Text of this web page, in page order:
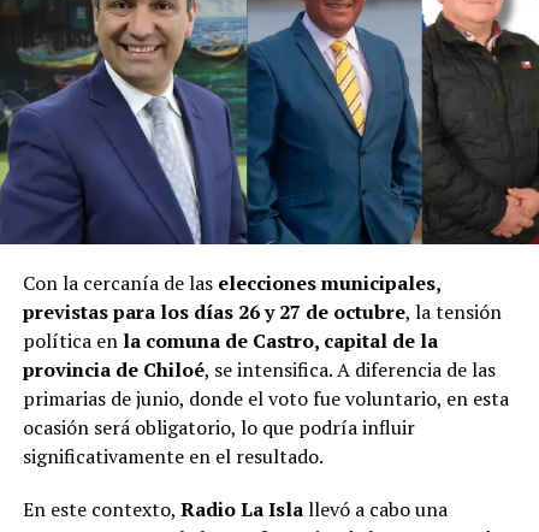
Con la cercanía de las elecciones municipales,
previstas para los días 26 y 27 de octubre, la tensión
política en la comuna de Castro, capital de la
provincia de Chiloé, se intensifica. A diferencia de las
primarias de junio, donde el voto fue voluntario, en esta
ocasión será obligatorio, lo que podría influir
significativamente en el resultado.
En este contexto, Radio La Islallevó a cabo una